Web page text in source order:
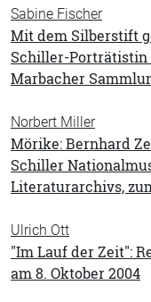
Sabine Fischer
Mit dem Silberstift
Schiller-Porträtistin
Marbacher
Norbert Miller
Mörike: Bernhard
Schiller
Literaturarchivs,
Ulrich Ott
"Im Lauf der Zeit":
am 8. Oktober 2004